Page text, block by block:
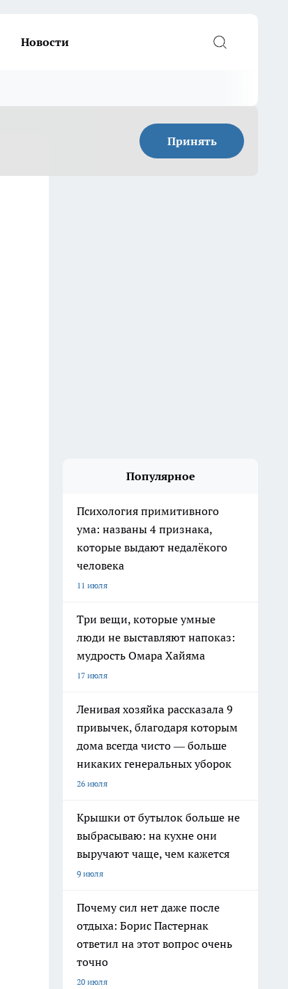
Новости
Принять
Популярное
Психология примитивного
ума: названы 4 признака,
которые выдают недалёкого
человека
11 июля
Три вещи, которые умные
люди не выставляют напоказ:
мудрость Омара Хайяма
17 июля
Ленивая хозяйка рассказала 9
привычек, благодаря которым
дома всегда чисто — больше
никаких генеральных уборок
26 июля
Крышки от бутылок больше не
выбрасываю: на кухне они
выручают чаще, чем кажется
9 июля
Почему сил нет даже после
отдыха: Борис Пастернак
ответил на этот вопрос очень
точно
20 июля